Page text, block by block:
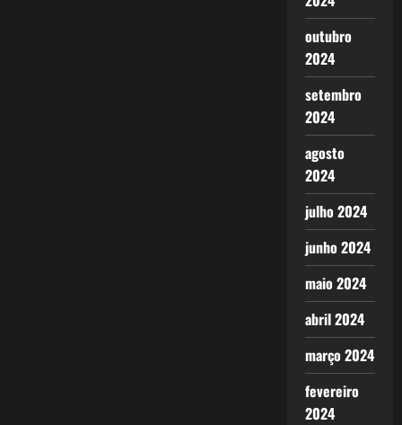
outubro
2024
setembro
2024
agosto
2024
julho 2024
junho 2024
maio 2024
abril 2024
março 2024
fevereiro
2024